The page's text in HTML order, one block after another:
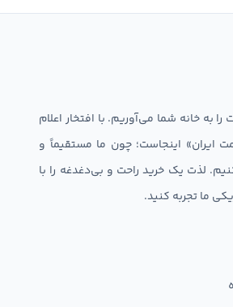
را به خانه شما می‌آوریم. با افتخار اعلام
ایران» اینجاست؛ چون ما مستقیماً و
لذت یک خرید راحت و بی‌دغدغه را با
ما تجربه کنید.